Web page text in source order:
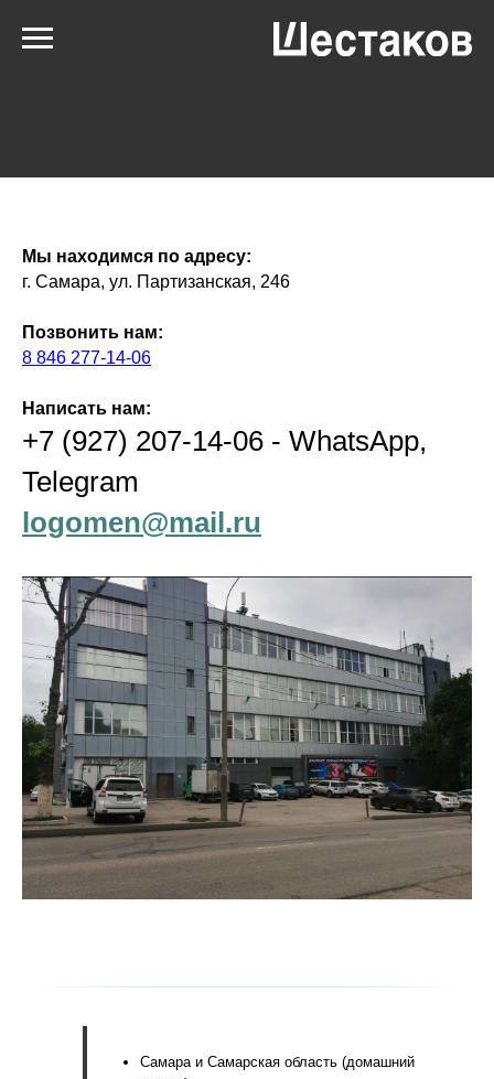
Мы находимся по адресу:
г. Самара, ул. Партизанская, 246
Позвонить нам:
8 846 277-14-06
Написать нам:
+7 (927) 207-14-06 - WhatsApp,
Telegram
logomen@mail.ru
Самара и Самарская область (домашний